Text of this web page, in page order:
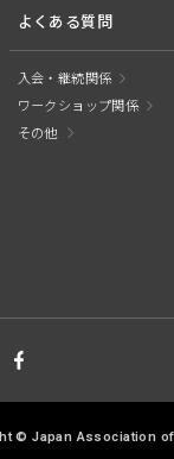
よくある質問
入会・継続関係
ワークショップ関係
その他
© Japan Association